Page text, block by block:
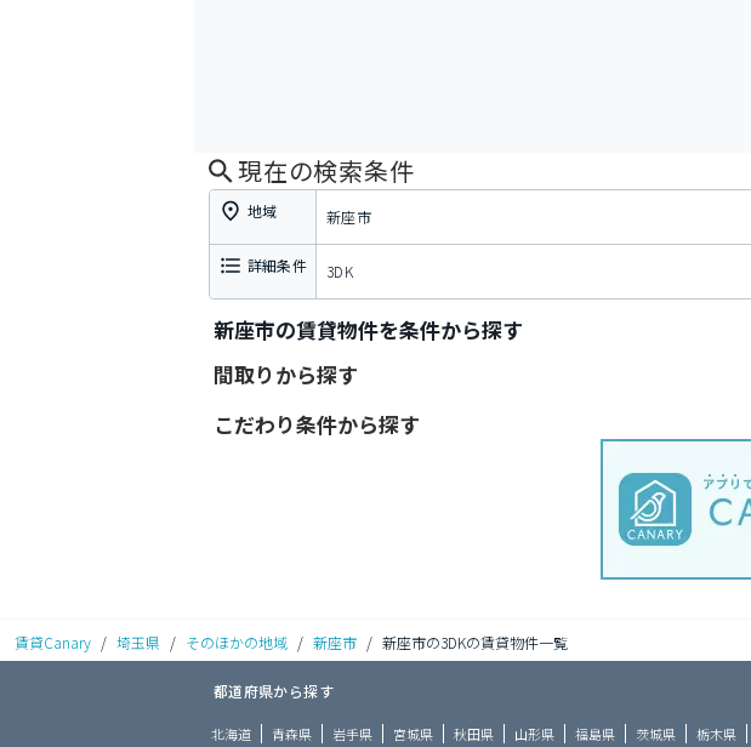
現在の検索条件
地域 新座市
詳細条件 3DK
新座市の賃貸物件を条件から探す
間取りから探す
こだわり条件から探す
賃貸Canary / 埼玉県 / そのほかの地域 / 新座市 / 新座市の3DKの賃貸物件一覧
都道府県から探す
北海道 青森県 岩手県 宮城県 秋田県 山形県 福島県 茨城県 栃木県